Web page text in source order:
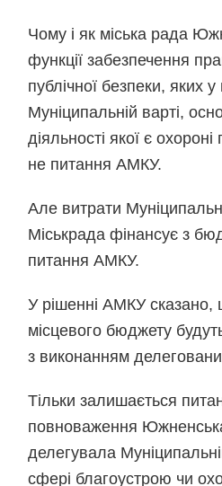
Чому і як міська рада
функції забезпечення
публічної безпеки, яких
Муніципальній варті,
діяльності якої є
не питання АМКУ.
Але витрати
Міськрада фінансує з
питання АМКУ.
У рішенні АМКУ сказано,
місцевого бюджету
з виконанням
Тільки залишається
повноваження
делегувала
сфері благоустрою чи